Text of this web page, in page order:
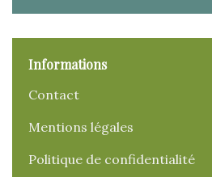
Informations
Contact
Mentions légales
Politique de confidentialité